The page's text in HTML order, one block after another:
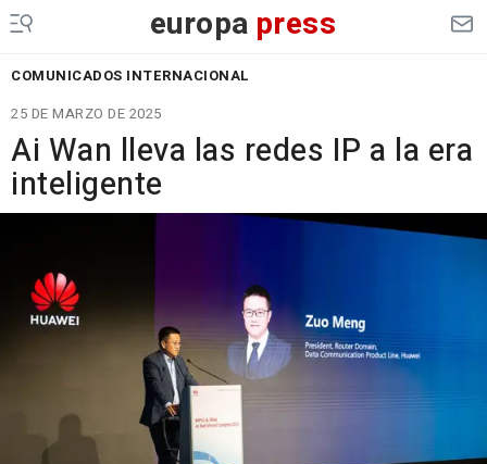
europa press
COMUNICADOS INTERNACIONAL
25 DE MARZO DE 2025
Ai Wan lleva las redes IP a la era
inteligente